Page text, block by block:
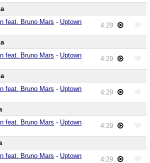
feat. Bruno Mars - Uptown
4:29
feat. Bruno Mars - Uptown
4:29
feat. Bruno Mars - Uptown
4:29
feat. Bruno Mars - Uptown
4:29
feat. Bruno Mars - Uptown
4:29